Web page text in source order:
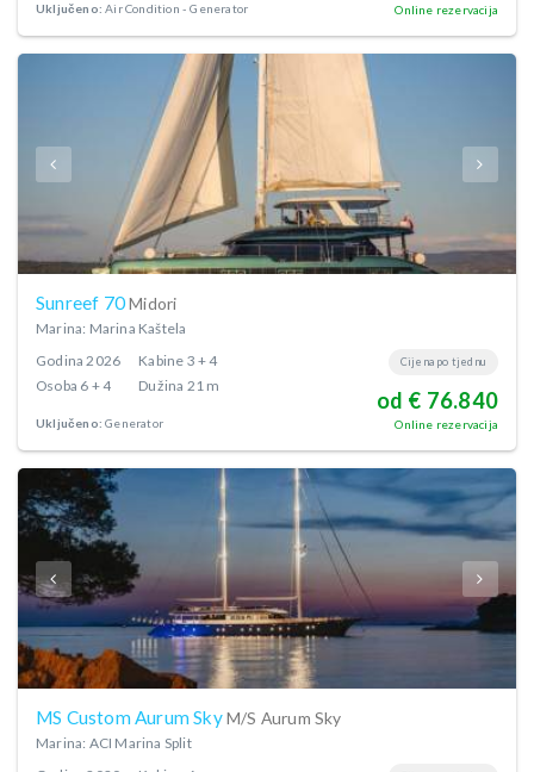
Uključeno: Air Condition Generator Online rezervacija
Sunreef 70Midori
Marina: Marina Kaštela
Godina 2026 Kabine 3 + 4
Osoba 6 + 4 Dužina 21 m
Uključeno: Generator
Cijena po tjednu
od € 76.840
Online rezervacija
MS Custom Aurum SkyM/S Aurum Sky
Marina: ACI Marina Split